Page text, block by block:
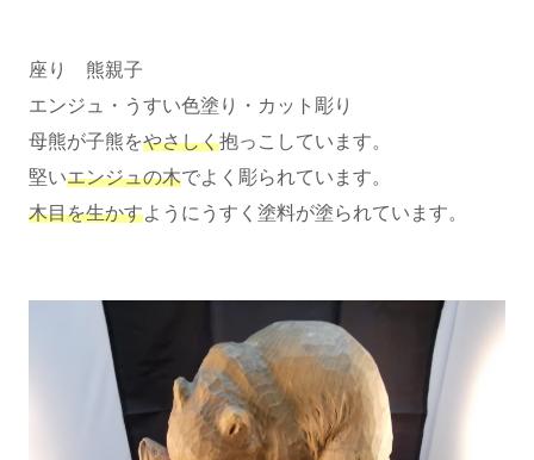
座り 熊親子
エンジュ・うすい色塗り・カット彫り
母熊が子熊をやさしく抱っこしています。
堅いエンジュの木でよく彫られています。
木目を生かすようにうすく塗料が塗られています。